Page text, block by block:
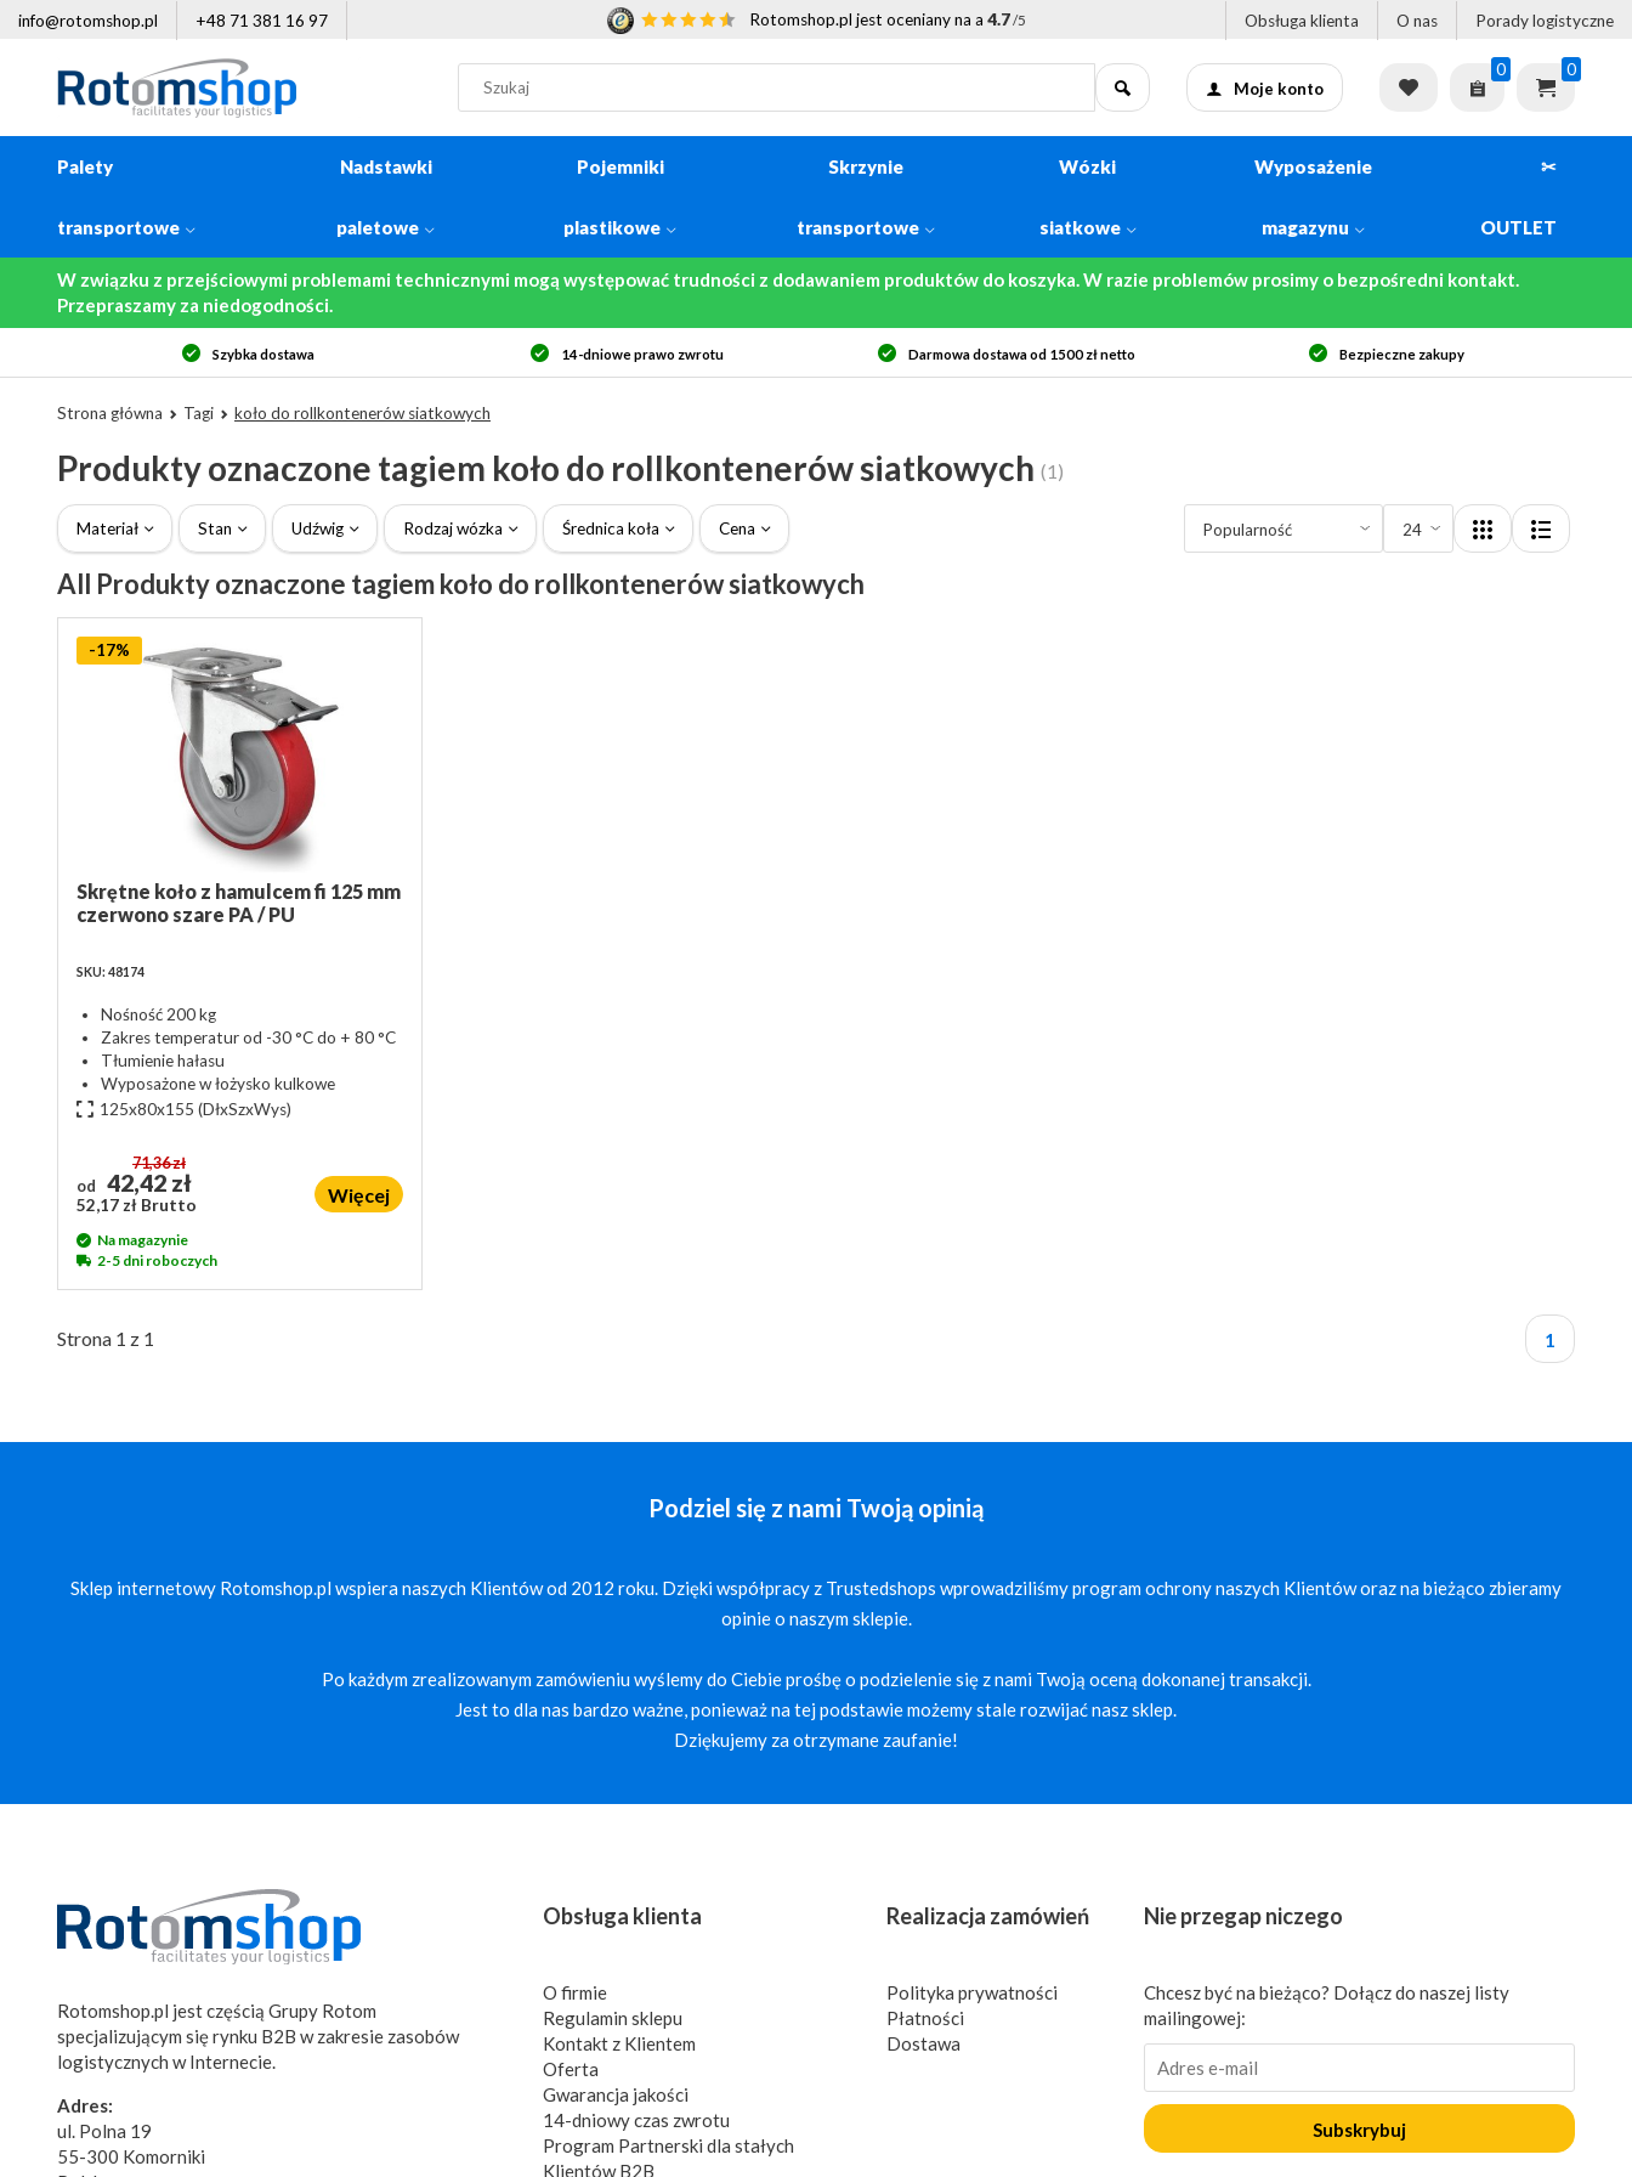
info@rotomshop.pl +48 71 381 16 97 Rotomshop.pl jest oceniany na a 4.7/5 Obsługa klienta O nas Porady logistyczne
Moje konto
0 0
Palety
transportowe
Nadstawki
paletowe
Pojemniki
plastikowe
Skrzynie
transportowe
Wózki
siatkowe
Wyposażenie
magazynu
✂
OUTLET
W związku z przejściowymi problemami technicznymi mogą występować trudności z dodawaniem produktów do koszyka. W razie problemów prosimy o bezpośredni kontakt.
Przepraszamy za niedogodności.
Szybka dostawa 14-dniowe prawo zwrotu Darmowa dostawa od 1500 zł netto Bezpieczne zakupy
Strona główna Tagi koło do rollkontenerów siatkowych
Produkty oznaczone tagiem koło do rollkontenerów siatkowych (1)
Materiał Stan Udźwig Rodzaj wózka Średnica koła Cena
All Produkty oznaczone tagiem koło do rollkontenerów siatkowych
-17%
Skrętne koło z hamulcem fi 125 mm
czerwono szare PA / PU
SKU: 48174
Nośność 200 kg
Zakres temperatur od -30 °C do + 80 °C
Tłumienie hałasu
Wyposażone w łożysko kulkowe
125x80x155 (DłxSzxWys)
od
71,36 zł
42,42 zł
52,17 zł Brutto Więcej
Na magazynie
2-5 dni roboczych
Strona 1 z 1 1
Podziel się z nami Twoją opinią
Sklep internetowy Rotomshop.pl wspiera naszych Klientów od 2012 roku. Dzięki współpracy z Trustedshops wprowadziliśmy program ochrony naszych Klientów oraz na bieżąco zbieramy
opinie o naszym sklepie.
Po każdym zrealizowanym zamówieniu wyślemy do Ciebie prośbę o podzielenie się z nami Twoją oceną dokonanej transakcji.
Jest to dla nas bardzo ważne, ponieważ na tej podstawie możemy stale rozwijać nasz sklep.
Dziękujemy za otrzymane zaufanie!
Rotomshop.pl jest częścią Grupy Rotom
specjalizującym się rynku B2B w zakresie zasobów
logistycznych w Internecie.
Adres:
ul. Polna 19
55-300 Komorniki
Obsługa klienta
O firmie
Regulamin sklepu
Kontakt z Klientem
Oferta
Gwarancja jakości
14-dniowy czas zwrotu
Program Partnerski dla stałych
Klientów B2B
Realizacja zamówień
Polityka prywatności
Płatności
Dostawa
Nie przegap niczego
Chcesz być na bieżąco? Dołącz do naszej listy
mailingowej:
Subskrybuj